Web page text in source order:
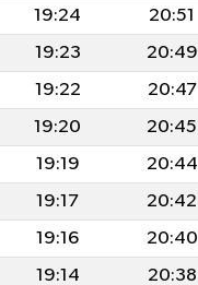
19:24
20:51
19:23
20:49
19:22
20:47
19:20
20:45
19:19
20:44
19:17
20:42
19:16
20:40
19:14 20:38